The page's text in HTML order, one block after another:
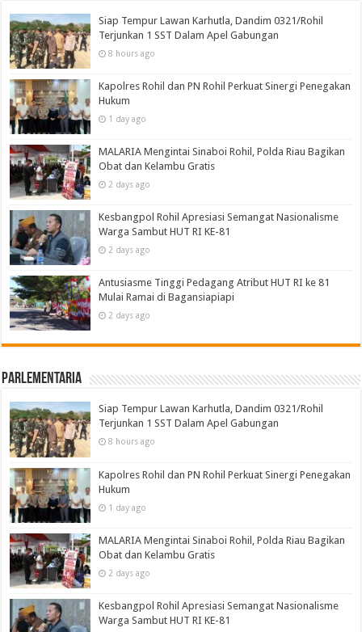
Siap Tempur Lawan Karhutla, Dandim 0321/Rohil
Terjunkan 1 SST Dalam Apel Gabungan
8 hours ago
Kapolres Rohil dan PN Rohil Perkuat Sinergi Penegakan
Hukum
1 day ago
MALARIA Mengintai Sinaboi Rohil, Polda Riau Bagikan
Obat dan Kelambu Gratis
2 days ago
Kesbangpol Rohil Apresiasi Semangat Nasionalisme
Warga Sambut HUT RI KE-81
2 days ago
Antusiasme Tinggi Pedagang Atribut HUT RI ke 81
Mulai Ramai di Bagansiapiapi
2 days ago
Parlementaria
Siap Tempur Lawan Karhutla, Dandim 0321/Rohil
Terjunkan 1 SST Dalam Apel Gabungan
8 hours ago
Kapolres Rohil dan PN Rohil Perkuat Sinergi Penegakan
Hukum
1 day ago
MALARIA Mengintai Sinaboi Rohil, Polda Riau Bagikan
Obat dan Kelambu Gratis
2 days ago
Kesbangpol Rohil Apresiasi Semangat Nasionalisme
Warga Sambut HUT RI KE-81